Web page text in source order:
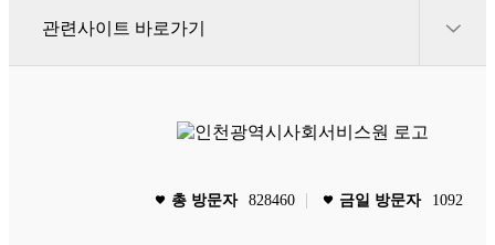
관련사이트 바로가기
인천광역시사회복지사협회
인천광역시
favorite 총 방문자 828460 favorite 금일 방문자 1092